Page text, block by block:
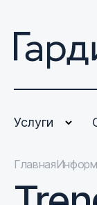
Услуги
Главная